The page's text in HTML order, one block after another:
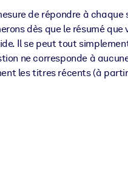
nouvelle ère du travail.
équipe, la résolution de
plus saine et plus résiliente.
de répondre à
dès que le résumé
Il se peut tout
ne corresponde à
les titres récents (à